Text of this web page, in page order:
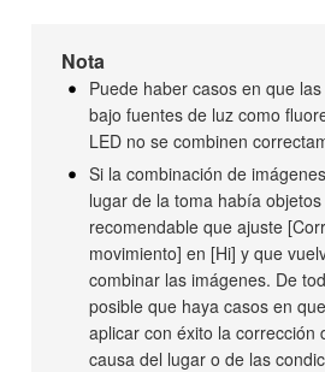
Nota
Puede haber casos en que
bajo fuentes de luz como
LED no se combinen
Si la combinación de
lugar de la toma había
recomendable que ajuste
movimiento] en [Hi] y que
combinar las imágenes. De
posible que haya casos en
aplicar con éxito la corrección
causa del lugar o de las